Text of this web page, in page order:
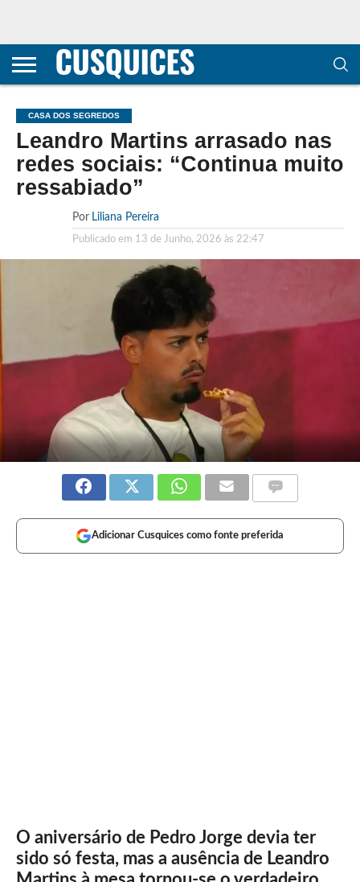
CONTACTOS
HOME
POLÍTICA DE
E COOKIES
SOBRE
TERMOS E
TRANSPARÊNCIA
METODOLOGIA
CASA DOS SEGREDOS
Leandro Martins arrasado nas
redes sociais: “Continua muito
ressabiado”
Por Liliana Pereira
Publicado em 13 de Junho, 2026 às 22:47
Adicionar Cusquices como fonte preferida
O aniversário de Pedro Jorge devia ter
sido só festa, mas a ausência de Leandro